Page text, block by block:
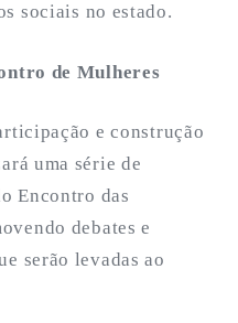
sociais no estado.
de Mulheres
e construção
uma série de
Encontro das
debates e
serão levadas ao